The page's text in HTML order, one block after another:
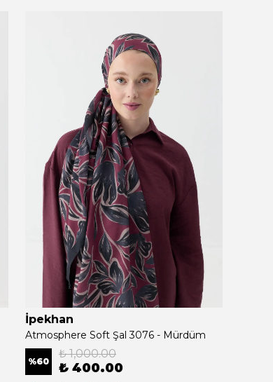
İpekhan
Atmosphere Soft Şal 3076 - Mürdüm
%60
₺ 1,000.00
₺ 400.00